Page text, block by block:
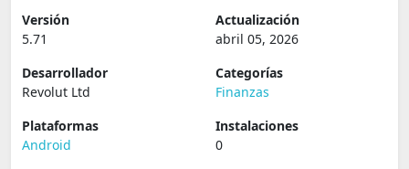
Versión
5.71
Actualización
abril 05, 2026
Desarrollador
Revolut Ltd
Categorías
Finanzas
Plataformas
Android
Instalaciones
0